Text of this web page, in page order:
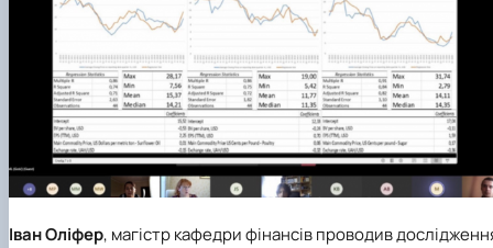
Іван Оліфер, магістр кафедри фінансів проводив